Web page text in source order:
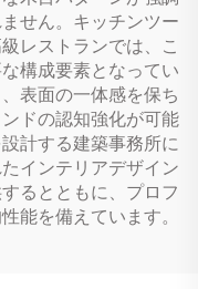
せん。キッチンツー
レストランでは、こ
構成要素となってい
表面の一体感を保ち
ドの認知強化が可能
計する建築事務所に
インテリアデザイン
るとともに、プロフ
能を備えています。